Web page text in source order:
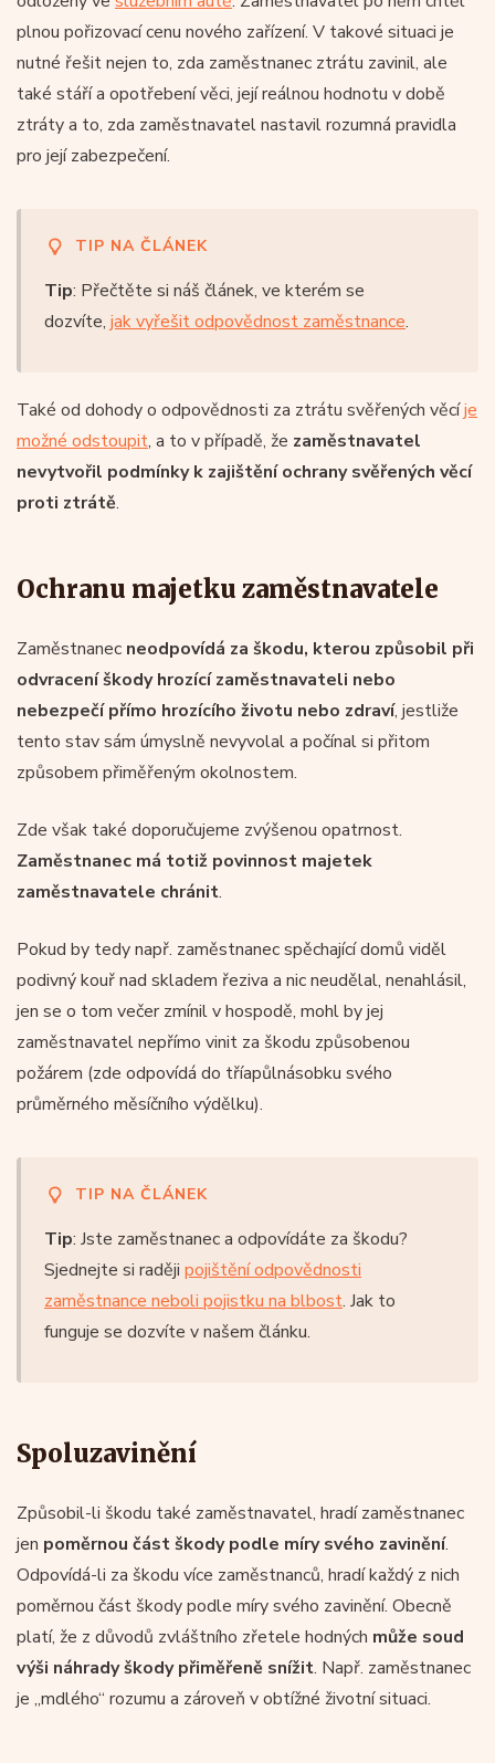
plnou pořizovací cenu nového zařízení. V takové situaci je
nutné řešit nejen to, zda zaměstnanec ztrátu zavinil, ale
také stáří a opotřebení věci, její reálnou hodnotu v době
ztráty a to, zda zaměstnavatel nastavil rozumná pravidla
pro její zabezpečení.
TIP NA ČLÁNEK
Tip: Přečtěte si náš článek, ve kterém se
dozvíte, jak vyřešit odpovědnost zaměstnance.
Také od dohody o odpovědnosti za ztrátu svěřených věcíje
možné odstoupit, a to v případě, že zaměstnavatel
nevytvořil podmínky k zajištění ochrany svěřených věcí
proti ztrátě.
Ochranu majetku zaměstnavatele
Zaměstnanec neodpovídá za škodu, kterou způsobil při
odvracení škody hrozící zaměstnavateli nebo
nebezpečí přímo hrozícího životu nebo zdraví, jestliže
tento stav sám úmyslně nevyvolal a počínal si přitom
způsobem přiměřeným okolnostem.
Zde však také doporučujeme zvýšenou opatrnost.
Zaměstnanec má totiž povinnost majetek
zaměstnavatele chránit.
Pokud by tedy např. zaměstnanec spěchající domů viděl
podivný kouř nad skladem řeziva a nic neudělal, nenahlásil,
jen se o tom večer zmínil v hospodě, mohl by jej
zaměstnavatel nepřímo vinit za škodu způsobenou
požárem (zde odpovídá do tříapůlnásobku svého
průměrného měsíčního výdělku).
TIP NA ČLÁNEK
Tip: Jste zaměstnanec a odpovídáte za škodu?
Sjednejte si raději pojištění odpovědnosti
zaměstnance neboli pojistku na blbost. Jak to
funguje se dozvíte v našem článku.
Spoluzavinění
Způsobil-li škodu také zaměstnavatel, hradí zaměstnanec
jen poměrnou část škody podle míry svého zavinění.
Odpovídá-li za škodu více zaměstnanců, hradí každý z nich
poměrnou část škody podle míry svého zavinění. Obecně
platí, že z důvodů zvláštního zřetele hodných může soud
výši náhrady škody přiměřeně snížit. Např. zaměstnanec
je „mdlého“ rozumu a zároveň v obtížné životní situaci.